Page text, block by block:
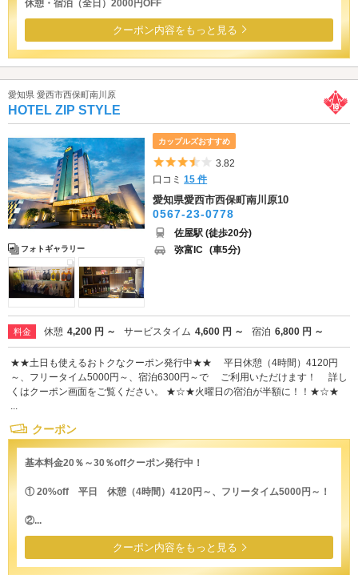
休憩・宿泊（全日）2000円OFF
クーポン内容をもっと見る
愛知県 愛西市西保町南川原
HOTEL ZIP STYLE
フォトギャラリー
カップルズおすすめ
5つ星のうち3.5
3.82
口コミ15 件
愛知県愛西市西保町南川原10
0567-23-0778
佐屋駅 (徒歩20分)
弥富IC (車5分)
料金 休憩 4,200 円 ～ サービスタイム 4,600 円 ～ 宿泊 6,800 円 ～
★★土日も使えるおトクなクーポン発行中★★ 平日休憩（4時間）4120円
～、フリータイム5000円～、宿泊6300円～で ご利用いただけます！ 詳し
くはクーポン画面をご覧ください。 ★☆★火曜日の宿泊が半額に！！★☆★
...
クーポン
基本料金20％～30％offクーポン発行中！
① 20%off 平日 休憩（4時間）4120円～、フリータイム5000円～！
②...
クーポン内容をもっと見る